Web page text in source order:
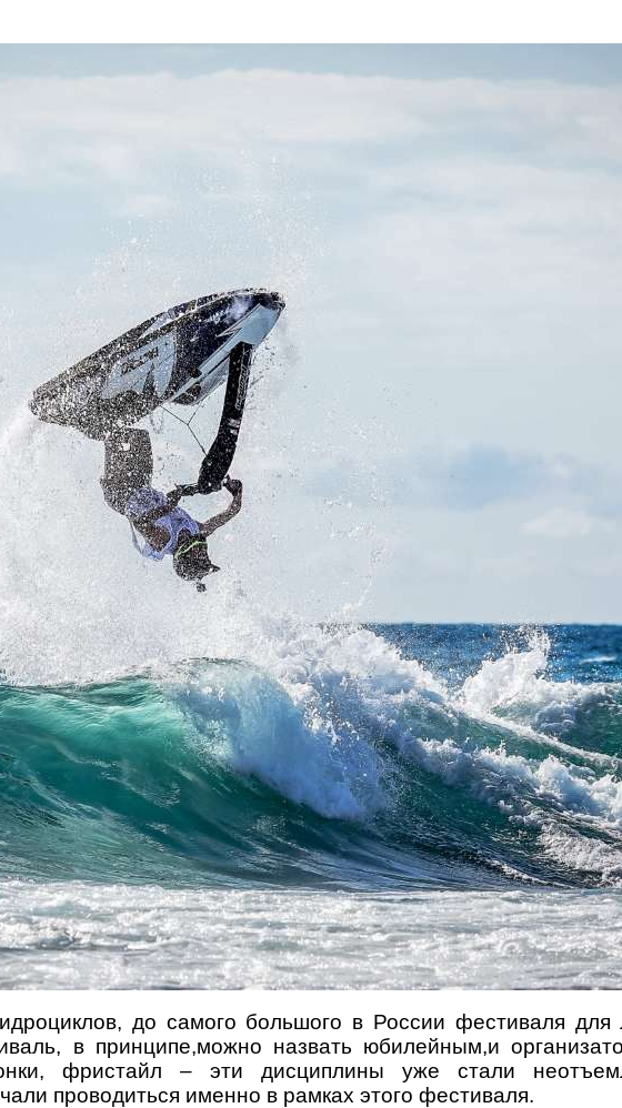
до самого большого в России фестиваля
в принципе,можно назвать юбилейным,и
фристайл – эти дисциплины уже стали
проводиться именно в рамках этого фестиваля.